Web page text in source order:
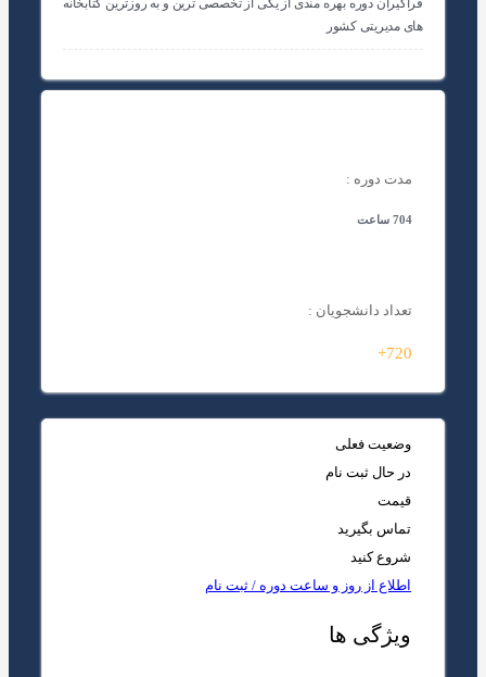
فراگیران دوره بهره مندی از یکی از تخصصی ترین و به روزترین کتابخانه
های مدیریتی کشور
مدت دوره :
704 ساعت
تعداد دانشجویان :
720+
وضعیت فعلی
در حال ثبت نام
قیمت
تماس بگیرید
شروع کنید
اطلاع از روز و ساعت دوره / ثبت نام
ویژگی ها